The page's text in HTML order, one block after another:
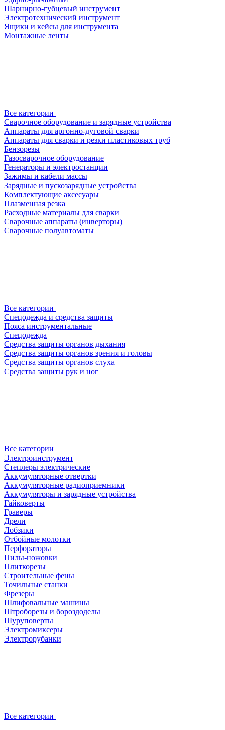
Шарнирно-губцевый инструмент
Электротехнический инструмент
Ящики и кейсы для инструмента
Монтажные ленты
Все категории
Сварочное оборудование и зарядные устройства
Аппараты для аргонно-дуговой сварки
Аппараты для сварки и резки пластиковых труб
Бензорезы
Газосварочное оборудование
Генераторы и электростанции
Зажимы и кабели массы
Зарядные и пускозарядные устройства
Комплектующие аксесуары
Плазменная резка
Расходные материалы для сварки
Сварочные аппараты (инверторы)
Сварочные полуавтоматы
Все категории
Спецодежда и средства защиты
Пояса инструментальные
Спецодежда
Средства защиты органов дыхания
Средства защиты органов зрения и головы
Средства защиты органов слуха
Средства защиты рук и ног
Все категории
Электроинструмент
Степлеры электрические
Аккумуляторные отвертки
Аккумуляторные радиоприемники
Аккумуляторы и зарядные устройства
Гайковерты
Граверы
Дрели
Лобзики
Отбойные молотки
Перфораторы
Пилы-ножовки
Плиткорезы
Строительные фены
Точильные станки
Фрезеры
Шлифовальные машины
Штроборезы и бороздоделы
Шуруповерты
Электромиксеры
Электрорубанки
Все категории